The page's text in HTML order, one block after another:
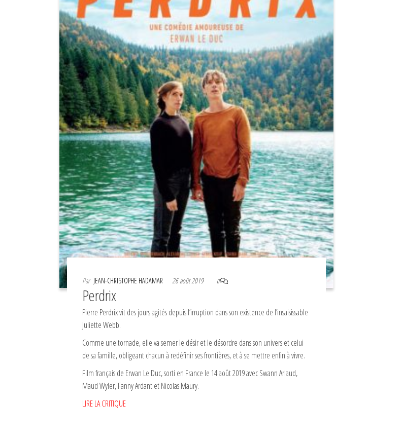
Par JEAN-CHRISTOPHE HADAMAR 26 août 2019 0
Perdrix
Pierre Perdrix vit des jours agités depuis l’irruption dans son existence de l’insaisissable
Juliette Webb.
Comme une tornade, elle va semer le désir et le désordre dans son univers et celui
de sa famille, obligeant chacun à redéfinir ses frontières, et à se mettre enfin à vivre.
Film français de Erwan Le Duc, sorti en France le 14 août 2019 avec Swann Arlaud,
Maud Wyler, Fanny Ardant et Nicolas Maury.
LIRE LA CRITIQUE